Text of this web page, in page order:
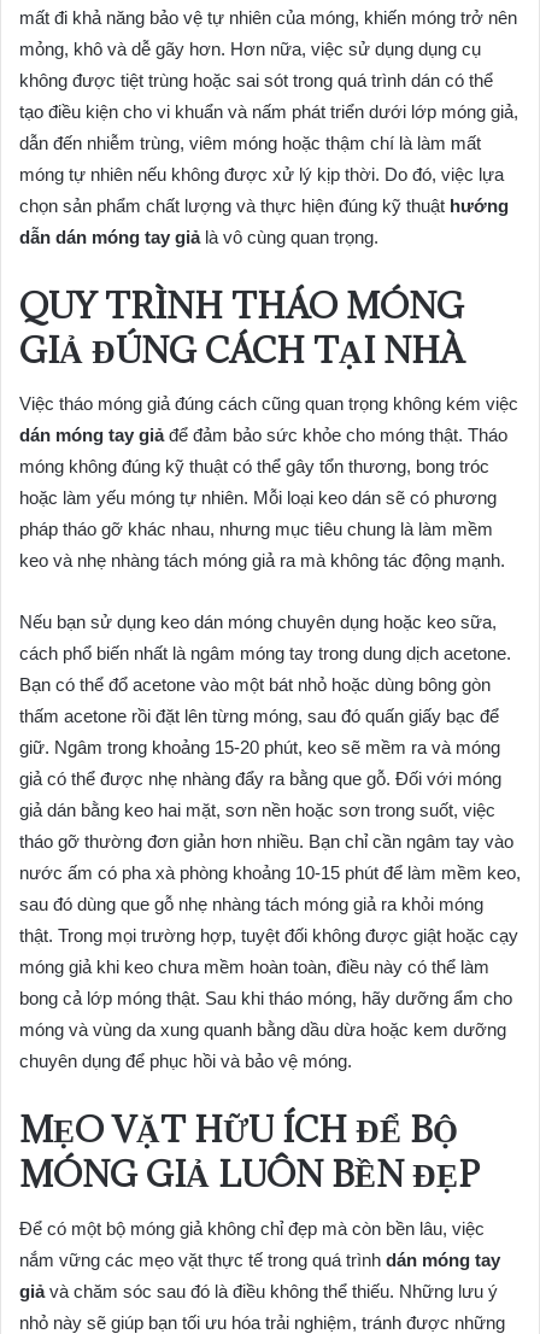
mất đi khả năng bảo vệ tự nhiên của móng, khiến móng trở nên
mỏng, khô và dễ gãy hơn. Hơn nữa, việc sử dụng dụng cụ
không được tiệt trùng hoặc sai sót trong quá trình dán có thể
tạo điều kiện cho vi khuẩn và nấm phát triển dưới lớp móng giả,
dẫn đến nhiễm trùng, viêm móng hoặc thậm chí là làm mất
móng tự nhiên nếu không được xử lý kịp thời. Do đó, việc lựa
chọn sản phẩm chất lượng và thực hiện đúng kỹ thuật hướng
dẫn dán móng tay giảlà vô cùng quan trọng.
QUY TRÌNH THÁO MÓNG
GIẢ ĐÚNG CÁCH TẠI NHÀ
Việc tháo móng giả đúng cách cũng quan trọng không kém việc
dán móng tay giảđể đảm bảo sức khỏe cho móng thật. Tháo
móng không đúng kỹ thuật có thể gây tổn thương, bong tróc
hoặc làm yếu móng tự nhiên. Mỗi loại keo dán sẽ có phương
pháp tháo gỡ khác nhau, nhưng mục tiêu chung là làm mềm
keo và nhẹ nhàng tách móng giả ra mà không tác động mạnh.
Nếu bạn sử dụng keo dán móng chuyên dụng hoặc keo sữa,
cách phổ biến nhất là ngâm móng tay trong dung dịch acetone.
Bạn có thể đổ acetone vào một bát nhỏ hoặc dùng bông gòn
thấm acetone rồi đặt lên từng móng, sau đó quấn giấy bạc để
giữ. Ngâm trong khoảng 15-20 phút, keo sẽ mềm ra và móng
giả có thể được nhẹ nhàng đẩy ra bằng que gỗ. Đối với móng
giả dán bằng keo hai mặt, sơn nền hoặc sơn trong suốt, việc
tháo gỡ thường đơn giản hơn nhiều. Bạn chỉ cần ngâm tay vào
nước ấm có pha xà phòng khoảng 10-15 phút để làm mềm keo,
sau đó dùng que gỗ nhẹ nhàng tách móng giả ra khỏi móng
thật. Trong mọi trường hợp, tuyệt đối không được giật hoặc cạy
móng giả khi keo chưa mềm hoàn toàn, điều này có thể làm
bong cả lớp móng thật. Sau khi tháo móng, hãy dưỡng ẩm cho
móng và vùng da xung quanh bằng dầu dừa hoặc kem dưỡng
chuyên dụng để phục hồi và bảo vệ móng.
MẸO VẶT HỮU ÍCH ĐỂ BỘ
MÓNG GIẢ LUÔN BỀN ĐẸP
Để có một bộ móng giả không chỉ đẹp mà còn bền lâu, việc
nắm vững các mẹo vặt thực tế trong quá trình dán móng tay
giảvà chăm sóc sau đó là điều không thể thiếu. Những lưu ý
nhỏ này sẽ giúp bạn tối ưu hóa trải nghiệm, tránh được những